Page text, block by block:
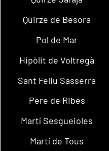
Quirze de Besora
Pol de Mar
Hipòlit de Voltregà
Sant Feliu Sasserra
Pere de Ribes
Martí Sesgueioles
Martí de Tous